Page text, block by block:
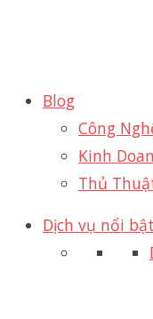
Blog
Công
Kinh
Thủ
Dịch vụ nổi bật